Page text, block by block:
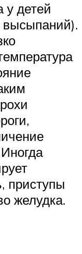
у детей
приступы
желудка.